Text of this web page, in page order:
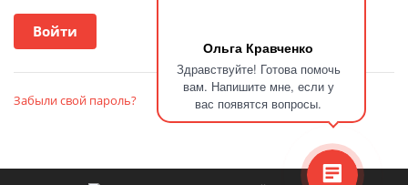
Ольга Кравченко
Здравствуйте! Готова помочь
вам. Напишите мне, если у
вас появятся вопросы.
Забыли свой пароль?